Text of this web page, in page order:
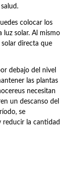
colocar los
luz solar. Al mismo
directa que
debajo del nivel
las plantas
necesitan
un descanso del
se
reducir la cantidad